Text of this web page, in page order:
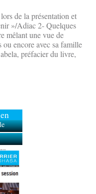
de la présentation et
»/Adiac 2- Quelques
mêlant une vue de
ou encore avec sa famille
préfacier du livre,